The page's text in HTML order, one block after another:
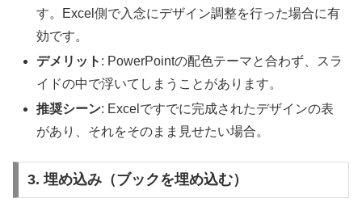
す。Excel側で入念にデザイン調整を行った場合に有
効です。
デメリット : PowerPointの配色テーマと合わず、スラ
イドの中で浮いてしまうことがあります。
推奨シーン: Excelですでに完成されたデザインの表
があり、それをそのまま見せたい場合。
3. 埋め込み（ブックを埋め込む）